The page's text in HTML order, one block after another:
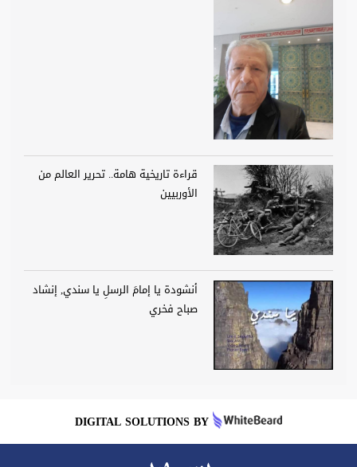
قراءة تاريخية هامة.. تحرير العالم من
الأوربيين
أنشودة يا إمامَ الرسلِ يا سندي, إنشاد
صباح فخري
DIGITAL SOLUTIONS BY